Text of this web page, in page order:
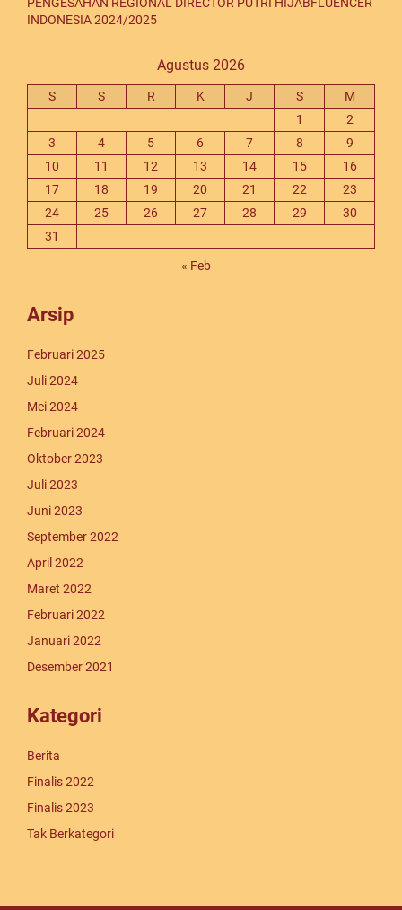
INDONESIA 2024/2025
Agustus 2026
S S R K J S
M
1
2
3
4 5 6 7 8
9
10
11 12 13 14 15
16
17
18 19 20 21 22
23
24
25 26 27 28 29
30
31
« Feb
Arsip
Februari 2025
Juli 2024
Mei 2024
Februari 2024
Oktober 2023
Juli 2023
Juni 2023
September 2022
April 2022
Maret 2022
Februari 2022
Januari 2022
Desember 2021
Kategori
Berita
Finalis 2022
Finalis 2023
Tak Berkategori